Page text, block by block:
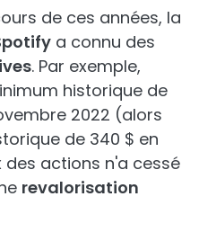
de ces années, la
a connu des
. Par exemple,
historique de
2022 (alors
de 340 $ en
actions n'a cessé
revalorisation